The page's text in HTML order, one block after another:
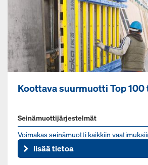
Koottava suurmuotti Top 100
Seinämuottijärjestelmät
Voi­ma­kas sei­nä­muot­ti kaik­kiin
lisää tietoa